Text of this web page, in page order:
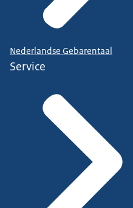
Nederlandse Gebarentaal
Service